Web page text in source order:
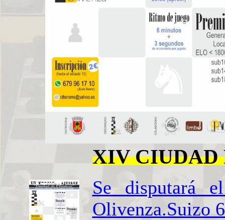
XIV CIUDAD
Se disputará
Olivenza.Suizo